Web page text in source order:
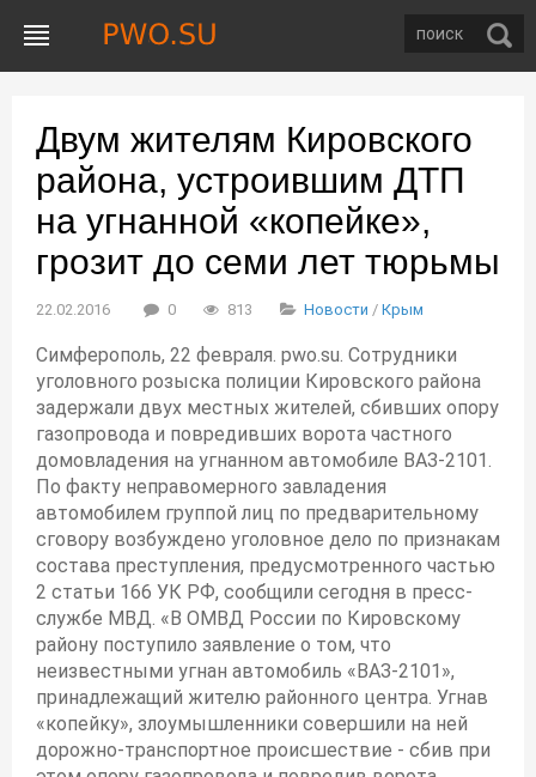
Двум жителям Кировского
района, устроившим ДТП
на угнанной «копейке»,
грозит до семи лет тюрьмы
22.02.2016 0 813 Новости / Крым
Симферополь, 22 февраля. pwo.su. Сотрудники
уголовного розыска полиции Кировского района
задержали двух местных жителей, сбивших опору
газопровода и повредивших ворота частного
домовладения на угнанном автомобиле ВАЗ-2101.
По факту неправомерного завладения
автомобилем группой лиц по предварительному
сговору возбуждено уголовное дело по признакам
состава преступления, предусмотренного частью
2 статьи 166 УК РФ, сообщили сегодня в пресс-
службе МВД. «В ОМВД России по Кировскому
району поступило заявление о том, что
неизвестными угнан автомобиль «ВАЗ-2101»,
принадлежащий жителю районного центра. Угнав
«копейку», злоумышленники совершили на ней
дорожно-транспортное происшествие - сбив при